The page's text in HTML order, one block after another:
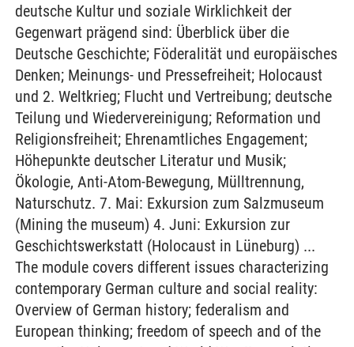
deutsche Kultur und soziale Wirklichkeit der
Gegenwart prägend sind: Überblick über die
Deutsche Geschichte; Föderalität und europäisches
Denken; Meinungs- und Pressefreiheit; Holocaust
und 2. Weltkrieg; Flucht und Vertreibung; deutsche
Teilung und Wiedervereinigung; Reformation und
Religionsfreiheit; Ehrenamtliches Engagement;
Höhepunkte deutscher Literatur und Musik;
Ökologie, Anti-Atom-Bewegung, Mülltrennung,
Naturschutz. 7. Mai: Exkursion zum Salzmuseum
(Mining the museum) 4. Juni: Exkursion zur
Geschichtswerkstatt (Holocaust in Lüneburg) ...
The module covers different issues characterizing
contemporary German culture and social reality:
Overview of German history; federalism and
European thinking; freedom of speech and of the